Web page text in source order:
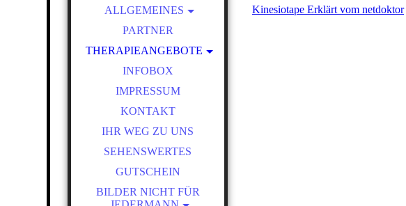
ALLGEMEINES
AKTUELLES
DAS TEAM
ERSTUNTERSUCHUNG
STELLENANGEBOT
UNSERE PHILOSOPHIE
PARTNER
THERAPIEANGEBOTE
AUSLEITUNGSVERFAHRE
THERAPIE
FOI
KINESIOTAPING
INFOBOX
IMPRESSUM
KONTAKT
IHR WEG ZU UNS
SEHENSWERTES
GUTSCHEIN
BILDER NICHT FÜR
Kinesiotape Erklärt vom netdoktor